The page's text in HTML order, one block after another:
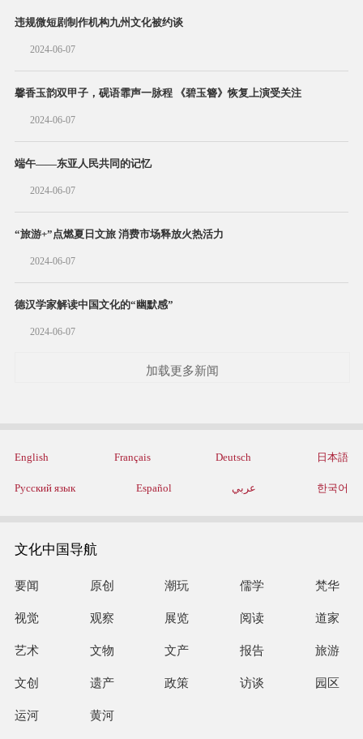
违规微短剧制作机构九州文化被约谈
2024-06-07
馨香玉韵双甲子，砚语霏声一脉程 《碧玉簪》恢复上演受关注
2024-06-07
端午——东亚人民共同的记忆
2024-06-07
“旅游+”点燃夏日文旅 消费市场释放火热活力
2024-06-07
德汉学家解读中国文化的“幽默感”
2024-06-07
加载更多新闻
English Français Deutsch 日本語
Русский язык Español عربي 한국어
文化中国导航
要闻 原创 潮玩 儒学 梵华
视觉 观察 展览 阅读 道家
艺术 文物 文产 报告 旅游
文创 遗产 政策 访谈 园区
运河 黄河